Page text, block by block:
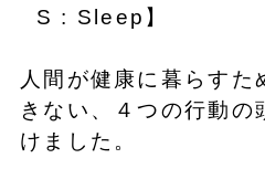
S : Sleep】
人間が健康に暮らすた
きない、４つの行動の
けました。